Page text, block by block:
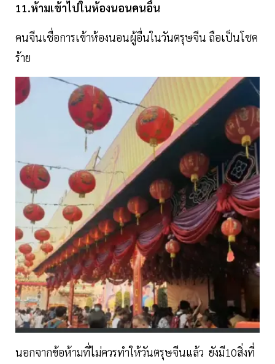
11.ห้ามเข้าไปในห้องนอนคนอื่น
คนจีนเชื่อการเข้าห้องนอนผู้อื่นในวันตรุษจีน ถือเป็นโชค
ร้าย
นอกจากข้อห้ามที่ไม่ควรทำให้วันตรุษจีนแล้ว ยังมี10สิ่งที่